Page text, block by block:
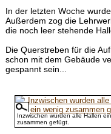
In der letzten Woche
Außerdem zog die
die noch leer stehende
Die Querstreben für die
schon mit dem Gebäude
gespannt sein...
Inzwischen wurden alle Hallen
zusammen gefügt.